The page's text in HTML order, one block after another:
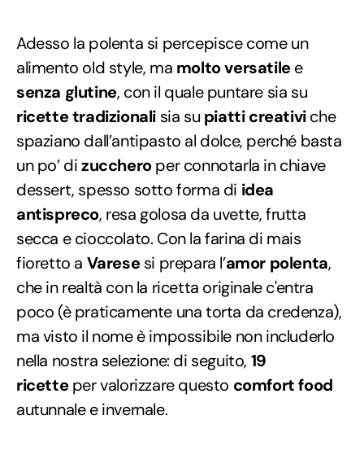
Adesso la polenta si percepisce come un
alimento old style, ma molto versatilee
senza glutine, con il quale puntare sia su
ricette tradizionali sia su piatti creativiche
spaziano dall’antipasto al dolce, perché basta
un po’ dizuccheroper connotarla in chiave
dessert, spesso sotto forma di idea
antispreco, resa golosa da uvette, frutta
secca e cioccolato. Con la farina di mais
fioretto a Varesesi prepara l’amor polenta,
che in realtà con la ricetta originale c'entra
poco (è praticamente una torta da credenza),
ma visto il nome è impossibile non includerlo
nella nostra selezione: di seguito, 19
ricetteper valorizzare questo comfort food
autunnale e invernale.